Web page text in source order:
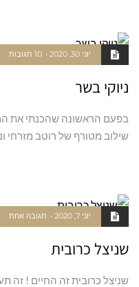
יוני 30, 2020 10 תגובות
ניוקי בשר
בפעם הראשונה שהכנתי את
שילוב מטורף של רוטב מזרחי
יוני 7, 2020 תגובה אחת
שניצל כרובית
שניצל כרובית זה החיים !